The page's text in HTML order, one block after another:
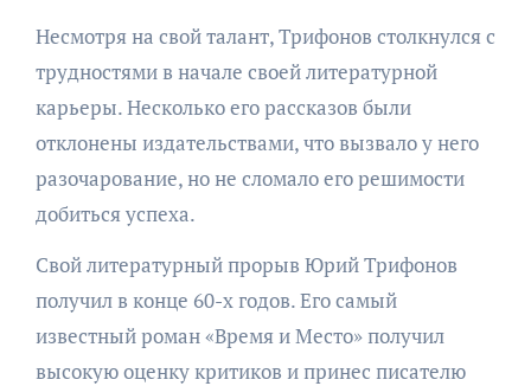
Несмотря на свой талант, Трифонов столкнулся с
трудностями в начале своей литературной
карьеры. Несколько его рассказов были
отклонены издательствами, что вызвало у него
разочарование, но не сломало его решимости
добиться успеха.
Свой литературный прорыв Юрий Трифонов
получил в конце 60-х годов. Его самый
известный роман «Время и Место» получил
высокую оценку критиков и принес писателю